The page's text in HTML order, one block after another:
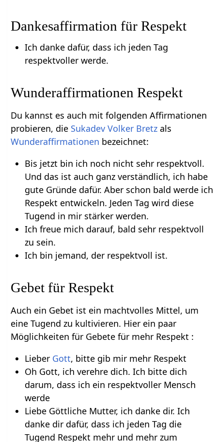
Dankesaffirmation für Respekt
Ich danke dafür, dass ich jeden Tag
respektvoller werde.
Wunderaffirmationen Respekt
Du kannst es auch mit folgenden Affirmationen
probieren, die Sukadev Volker Bretz als
Wunderaffirmationen bezeichnet:
Bis jetzt bin ich noch nicht sehr respektvoll.
Und das ist auch ganz verständlich, ich habe
gute Gründe dafür. Aber schon bald werde ich
Respekt entwickeln. Jeden Tag wird diese
Tugend in mir stärker werden.
Ich freue mich darauf, bald sehr respektvoll
zu sein.
Ich bin jemand, der respektvoll ist.
Gebet für Respekt
Auch ein Gebet ist ein machtvolles Mittel, um
eine Tugend zu kultivieren. Hier ein paar
Möglichkeiten für Gebete für mehr Respekt :
Lieber Gott, bitte gib mir mehr Respekt
Oh Gott, ich verehre dich. Ich bitte dich
darum, dass ich ein respektvoller Mensch
werde
Liebe Göttliche Mutter, ich danke dir. Ich
danke dir dafür, dass ich jeden Tag die
Tugend Respekt mehr und mehr zum